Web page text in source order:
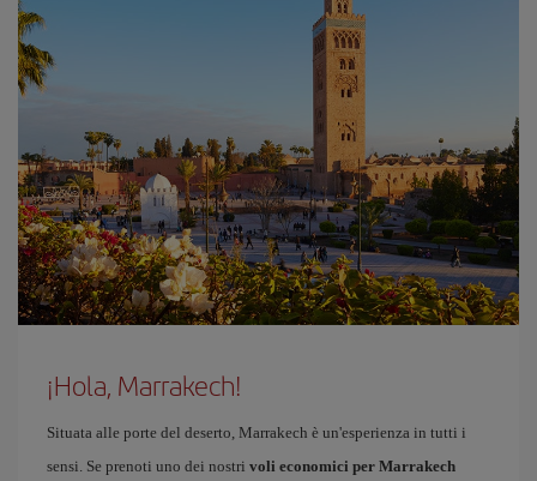
¡Hola, Marrakech!
Situata alle porte del deserto, Marrakech è un'esperienza in tutti i
sensi. Se prenoti uno dei nostri voli economici per Marrakech